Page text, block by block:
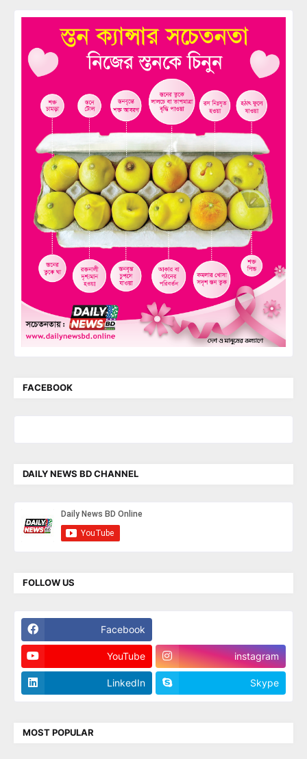
FACEBOOK
DAILY NEWS BD CHANNEL
FOLLOW US
Facebook
YouTube instagram
LinkedIn Skype
MOST POPULAR